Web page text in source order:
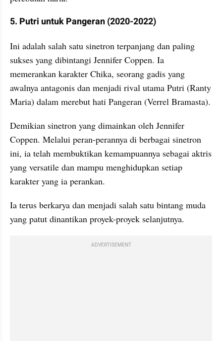
5. Putri untuk Pangeran (2020-2022)
Ini adalah salah satu sinetron terpanjang dan paling
sukses yang dibintangi Jennifer Coppen. Ia
memerankan karakter Chika, seorang gadis yang
awalnya antagonis dan menjadi rival utama Putri (Ranty
Maria) dalam merebut hati Pangeran (Verrel Bramasta).
Demikian sinetron yang dimainkan oleh Jennifer
Coppen. Melalui peran-perannya di berbagai sinetron
ini, ia telah membuktikan kemampuannya sebagai aktris
yang versatile dan mampu menghidupkan setiap
karakter yang ia perankan.
Ia terus berkarya dan menjadi salah satu bintang muda
yang patut dinantikan proyek-proyek selanjutnya.
ADVERTISEMENT